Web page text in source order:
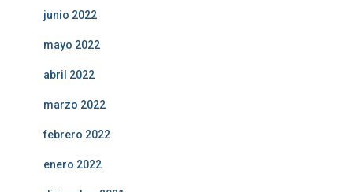
junio 2022
mayo 2022
abril 2022
marzo 2022
febrero 2022
enero 2022